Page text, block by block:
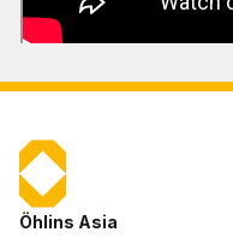
Öhlins Asia